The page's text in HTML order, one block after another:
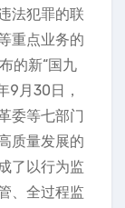
法犯罪的联
重点业务的
的新“国九
9月30日，
委等七部门
质量发展的
了以行为监
、全过程监